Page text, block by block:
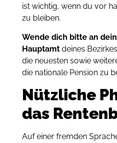
ist wichtig, wenn du vor
zu bleiben.
Wende dich bitte an
Hauptamtdeines
die neuesten sowie
die nationale Pension zu
Nützliche
das
Auf einer fremden